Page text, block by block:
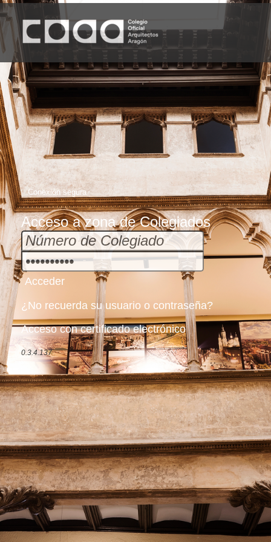
Acceso a zona de Colegiados
¿No recuerda su usuario o contraseña?
Acceso con certificado electrónico
0.3.4.137